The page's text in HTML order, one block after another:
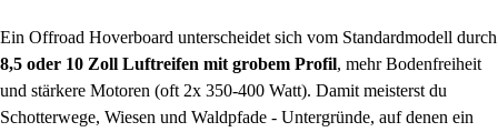
Ein Offroad Hoverboard unterscheidet sich vom Standardmodell durch
8,5 oder 10 Zoll Luftreifen mit grobem Profil, mehr Bodenfreiheit
und stärkere Motoren (oft 2x 350-400 Watt). Damit meisterst du
Schotterwege, Wiesen und Waldpfade - Untergründe, auf denen ein